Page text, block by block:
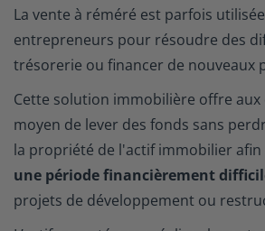
La vente à réméré est parfois
entrepreneurs pour résoudre des
trésorerie ou financer de nouveaux
Cette solution immobilière offre
moyen de lever des fonds sans
la propriété de l'actif immobilier afin
une période financièrement
projets de développement ou